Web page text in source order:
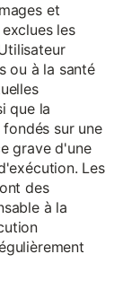
et
les
ou à la santé
que la
sur une
grave d'une
Les
des
à la